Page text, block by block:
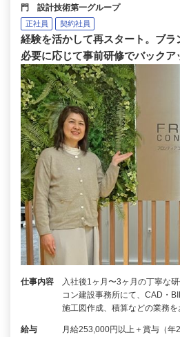
門 設計技術第一グループ
正社員 契約社員
経験を活かして再スタート。ブラ
必要に応じて事前研修でバックア
仕事内容
入社後1ヶ月〜3ヶ月の丁寧な
コン建設事務所にて、CAD・
施工図作成、積算などの業務
給与
月給253,000円以上＋賞与（